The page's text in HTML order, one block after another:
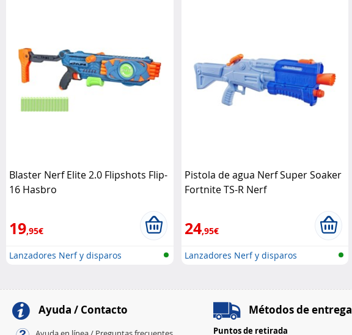
Blaster Nerf Elite 2.0 Flipshots Flip-
16 Hasbro
19,95€
Lanzadores Nerf y disparos
Pistola de agua Nerf Super Soaker
Fortnite TS-R Nerf
24,95€
Lanzadores Nerf y disparos
Ayuda / Contacto Métodos de entrega
Puntos de retirada